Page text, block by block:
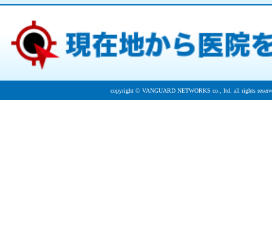
copyright © VANGUARD NETWORKS co., ltd. all rights